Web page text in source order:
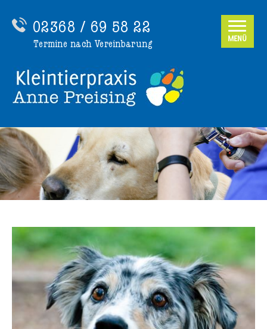
02368 / 69 58 22
Termine nach Vereinbarung
MENÜ